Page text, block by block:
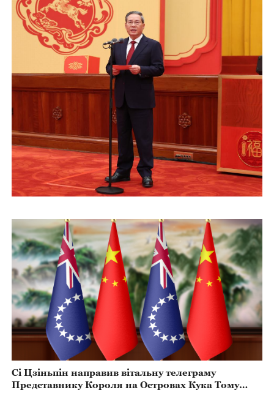
Сі Цзіньпін направив вітальну телеграму
Представнику Короля на Островах Кука Тому